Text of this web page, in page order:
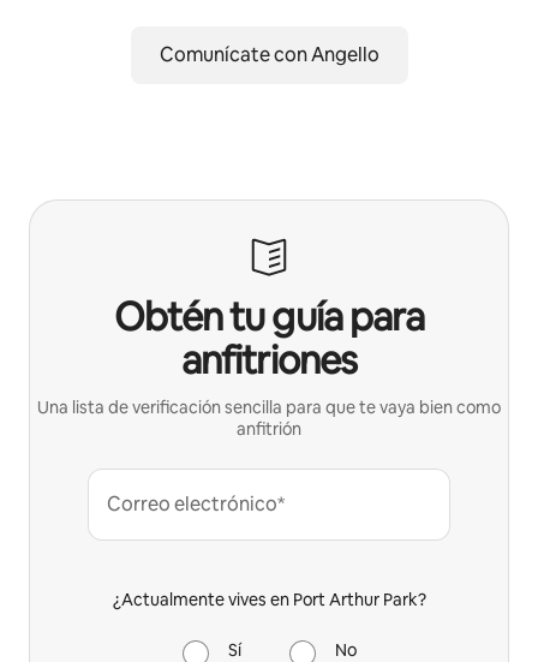
Comunícate con Angello
Obtén tu guía para
anfitriones
Una lista de verificación sencilla para que te vaya bien como
anfitrión
Correo electrónico*
¿Actualmente vives en Port Arthur Park?
Sí No